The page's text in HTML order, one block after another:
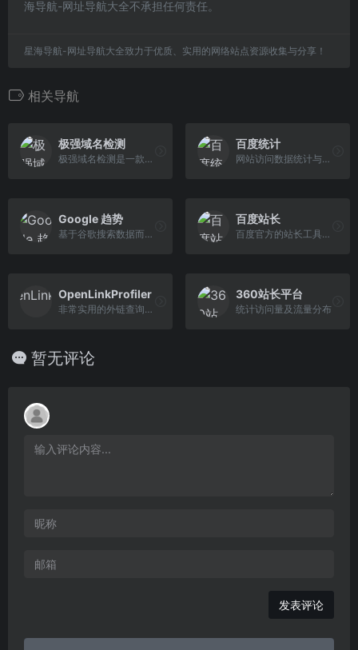
海导航-网址导航大全不承担任何责任。
星海导航-网址导航大全致力于优质、实用的网络站点资源收集与分享！
相关导航
极强域名检测
极强域名检测是一款节点化实...
百度统计
网站访问数据统计与分析平台
Google 趋势
基于谷歌搜索数据而推出的一款分析工具，了解世界各地的用户在搜索什么
百度站长
百度官方的站长工具，可以提交网站让百度搜索引擎抓取链接
OpenLinkProfiler
非常实用的外链查询工具
360站长平台
统计访问量及流量分布
暂无评论
发表评论